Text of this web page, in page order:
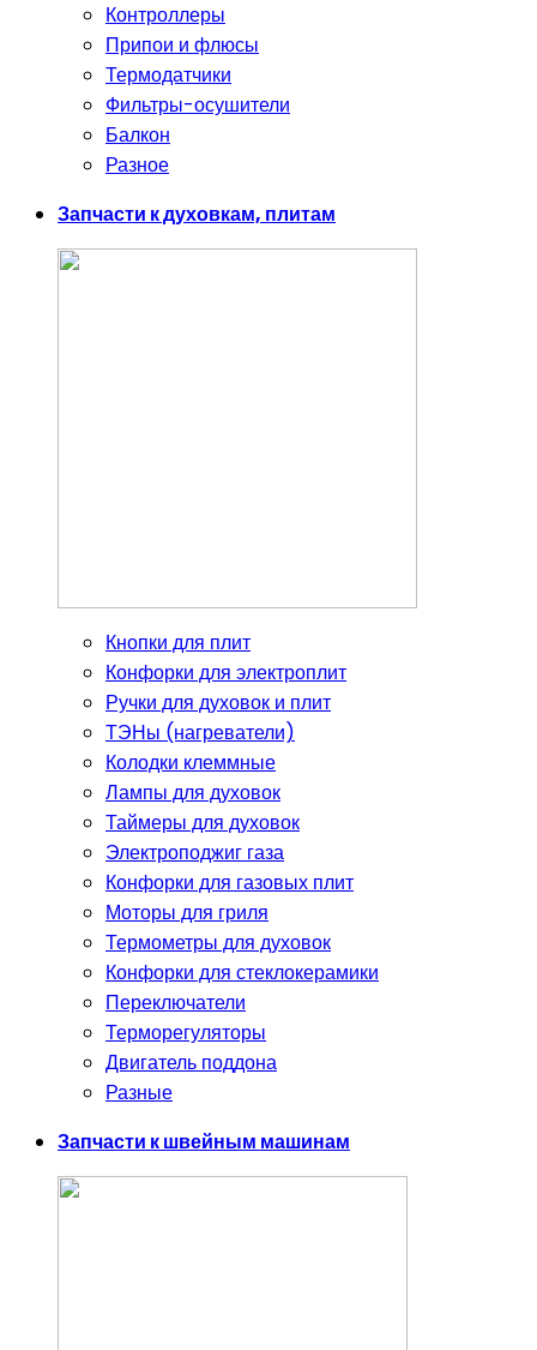
Контроллеры
Припои и флюсы
Термодатчики
Фильтры-осушители
Балкон
Разное
Запчасти к духовкам, плитам
Кнопки для плит
Конфорки для электроплит
Ручки для духовок и плит
ТЭНы (нагреватели)
Колодки клеммные
Лампы для духовок
Таймеры для духовок
Электроподжиг газа
Конфорки для газовых плит
Моторы для гриля
Термометры для духовок
Конфорки для стеклокерамики
Переключатели
Терморегуляторы
Двигатель поддона
Разные
Запчасти к швейным машинам